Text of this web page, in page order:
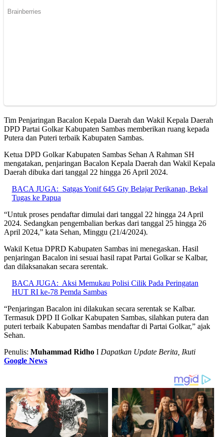
Tim Penjaringan Bacalon Kepala Daerah dan Wakil Kepala Daerah
DPD Partai Golkar Kabupaten Sambas memberikan ruang kepada
Putera dan Puteri terbaik Kabupaten Sambas.
Ketua DPD Golkar Kabupaten Sambas Sehan A Rahman SH
mengatakan, penjaringan Bacalon Kepala Daerah dan Wakil Kepala
Daerah dibuka dari tanggal 22 hingga 26 April 2024.
BACA JUGA: Satgas Yonif 645 Gty Belajar Perikanan, Bekal
Tugas ke Papua
“Untuk proses pendaftar dimulai dari tanggal 22 hingga 24 April
2024. Sedangkan pengembalian berkas dari tanggal 25 hingga 26
April 2024,” kata Sehan, Minggu (21/4/2024).
Wakil Ketua DPRD Kabupaten Sambas ini menegaskan. Hasil
penjaringan Bacalon ini sesuai hasil rapat Partai Golkar se Kalbar,
dan dilaksanakan secara serentak.
BACA JUGA: Aksi Memukau Polisi Cilik Pada Peringatan
HUT RI ke-78 Pemda Sambas
“Penjaringan Bacalon ini dilakukan secara serentak se Kalbar.
Termasuk DPD II Golkar Kabupaten Sambas, silahkan putera dan
puteri terbaik Kabupaten Sambas mendaftar di Partai Golkar,” ajak
Sehan.
Penulis: Muhammad Ridho I Dapatkan Update Berita, Ikuti
Google News